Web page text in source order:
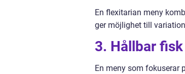
En flexitarian meny
ger möjlighet till
3. Hållbar
En meny som fokuserar